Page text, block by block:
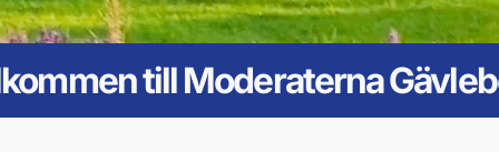
till Moderaterna